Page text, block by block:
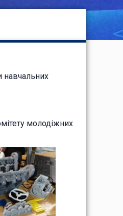
навчальних
молодіжних